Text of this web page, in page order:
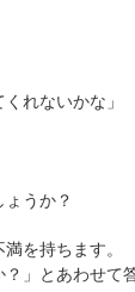
れないかな」
うか？
を持ちます。
」とあわせて